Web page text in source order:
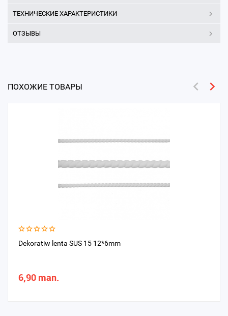
ТЕХНИЧЕСКИЕ ХАРАКТЕРИСТИКИ
ОТЗЫВЫ
ПОХОЖИЕ ТОВАРЫ
Dekoratiw lenta SUS 15 12*6mm
6,90 man.